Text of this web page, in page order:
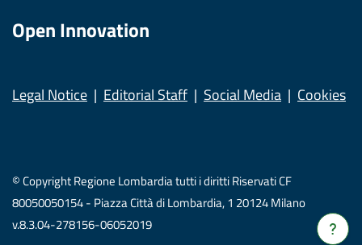
Verrà
Open Innovation
Legal Notice Editorial Staff Social Media Cookies
© Copyright Regione Lombardia tutti i diritti Riservati CF
80050050154 - Piazza Città di Lombardia, 1 20124 Milano
v.8.3.04-278156-06052019